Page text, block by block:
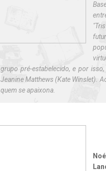
grupo pré-estabelecido, e por
Jeanine Matthews (Kate Winslet).
quem se apaixona.
Noé